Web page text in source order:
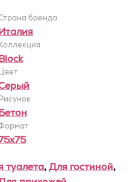
бренда
туалета,Для гостиной,